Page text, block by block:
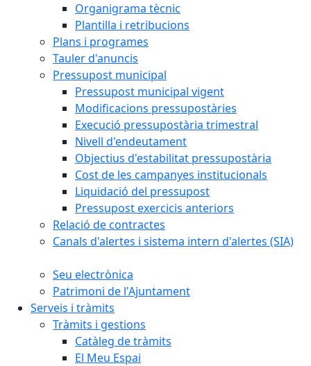
Organigrama tècnic
Plantilla i retribucions
Plans i programes
Tauler d'anuncis
Pressupost municipal
Pressupost municipal vigent
Modificacions pressupostàries
Execució pressupostària trimestral
Nivell d'endeutament
Objectius d'estabilitat pressupostària
Cost de les campanyes institucionals
Liquidació del pressupost
Pressupost exercicis anteriors
Relació de contractes
Canals d'alertes i sistema intern d'alertes (SIA)
Seu electrònica
Patrimoni de l'Ajuntament
Serveis i tràmits
Tràmits i gestions
Catàleg de tràmits
El Meu Espai